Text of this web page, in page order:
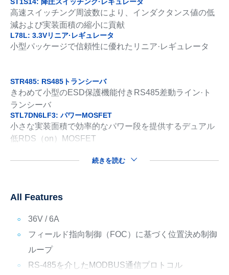
高速スイッチング周波数により、インダクタンス値の低
減および実装面積の縮小に貢献
L78L: 3.3Vリニア·レギュレータ
小型パッケージで信頼性に優れたリニア·レギュレータ
STR485: RS485トランシーバ
きわめて小型のESD保護機能付きRS485差動ライン·ト
ランシーバ
STL7DN6LF3: パワーMOSFET
小さな実装面積で効率的なパワー段を提供するデュアル
低RDS（on）MOSFET
続きを読む
All Features
36V / 6A
フィールド指向制御（FOC）に基づく位置決め制御
ループ
RS-485を介したMODBUS通信プロトコル